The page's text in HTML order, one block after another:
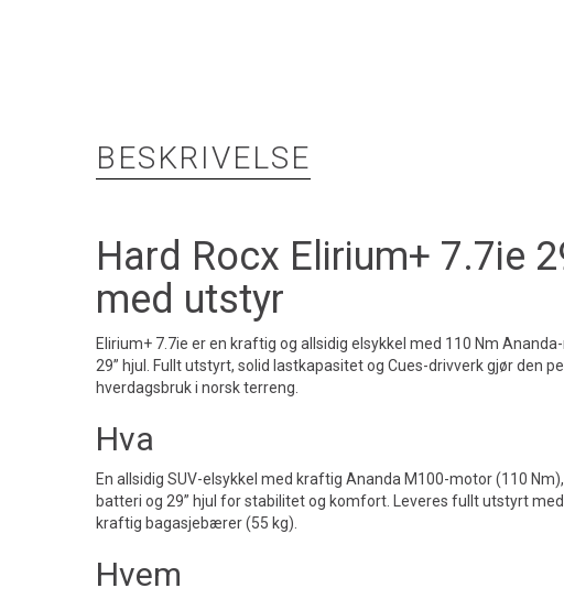
BESKRIVELSE
Hard Rocx Elirium+ 7.7ie
med utstyr
Elirium+ 7.7ie er en kraftig og allsidig elsykkel med 110 Nm
29” hjul. Fullt utstyrt, solid lastkapasitet og Cues-drivverk gjør den
hverdagsbruk i norsk terreng.
Hva
En allsidig SUV-elsykkel med kraftig Ananda M100-motor (110
batteri og 29” hjul for stabilitet og komfort. Leveres fullt utstyrt
kraftig bagasjebærer (55 kg).
Hvem